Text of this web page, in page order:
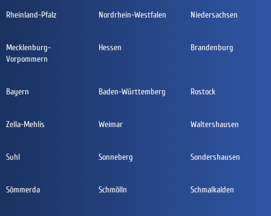
Rheinland-Pfalz Nordrhein-Westfalen Niedersachsen
Mecklenburg-
Vorpommern
Hessen Brandenburg
Bayern Baden-Württemberg Rostock
Zella-Mehlis Weimar Waltershausen
Suhl Sonneberg Sondershausen
Sömmerda Schmölln Schmalkalden